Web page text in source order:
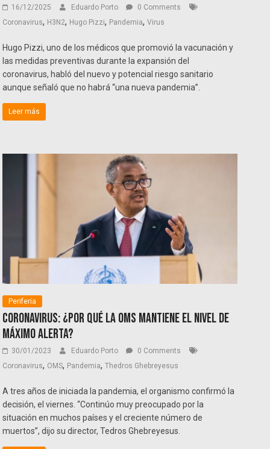
16/12/2025 Eduardo Porto
0 Comments
Coronavirus, H3N2, Hugo Pizzi, Pandemia,Virus
Hugo Pizzi, uno de los médicos que promovió la vacunación y
las medidas preventivas durante la expansión del
coronavirus, habló del nuevo y potencial riesgo sanitario
aunque señaló que no habrá “una nueva pandemia”.
Leer más
Periferia
Coronavirus: ¿Por qué la OMS mantiene el nivel de
máximo alerta?
30/01/2023 Eduardo Porto
0 Comments
Coronavirus, OMS, Pandemia,Thedros Ghebreyesus
A tres años de iniciada la pandemia, el organismo confirmó la
decisión, el viernes. “Continúo muy preocupado por la
situación en muchos países y el creciente número de
muertos”, dijo su director, Tedros Ghebreyesus.